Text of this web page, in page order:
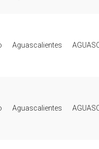
Aguascalientes
Aguascalientes